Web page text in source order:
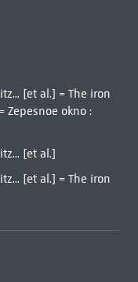
[et al.] = The iron
Zepesnoe okno :
[et al.]
[et al.] = The iron